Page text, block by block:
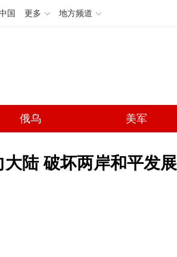
国 更多 地方频道
俄乌 美军
陆 破坏两岸和平发展